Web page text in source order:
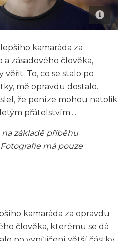
kamaráda za
a zásadového člověka,
věřit. To, co se stalo po
mě opravdu dostalo.
že peníze mohou natolik
přátelstvím....
na základě příběhu
má pouze
kamaráda za opravdu
člověka, kterému se dá